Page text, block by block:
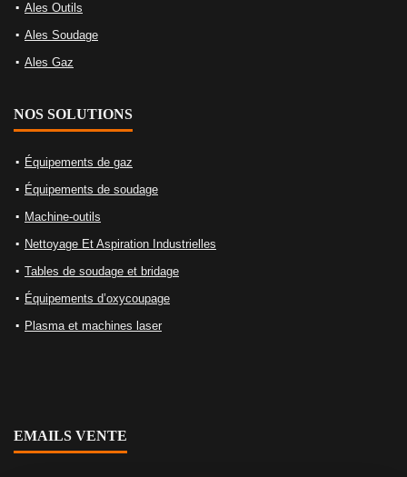
Ales Outils
Ales Soudage
Ales Gaz
NOS SOLUTIONS
Équipements de gaz
Équipements de soudage
Machine-outils
Nettoyage Et Aspiration Industrielles
Tables de soudage et bridage
Équipements d’oxycoupage
Plasma et machines laser
EMAILS VENTE